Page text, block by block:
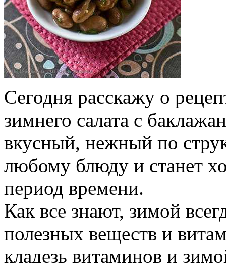
Сегодня расскажу о
зимнего салата с
вкусный, нежный по
любому блюду и станет
период времени.
Как все знают, зимой
полезных веществ и
кладезь витаминов и